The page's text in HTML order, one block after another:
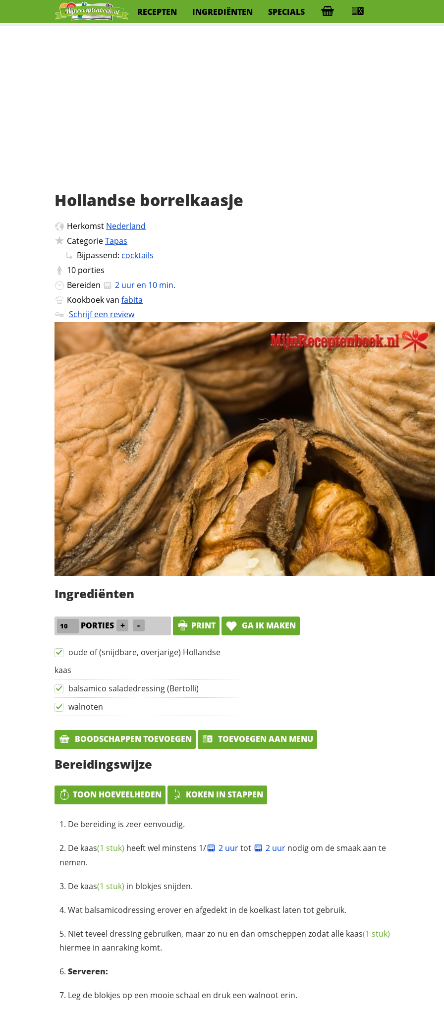
RECEPTEN INGREDIËNTEN SPECIALS
Hollandse borrelkaasje
Herkomst Nederland
CategorieTapas
Bijpassend: cocktails
10 porties
Bereiden
2 uur en 10 min.
Kookboek van fabita
Schrijf een review
Ingrediënten
PORTIES + - PRINT GA IK MAKEN
oude of (snijdbare, overjarige) Hollandse
kaas
balsamico saladedressing (Bertolli)
walnoten
BOODSCHAPPEN TOEVOEGEN TOEVOEGEN AAN MENU
Bereidingswijze
TOON HOEVEELHEDEN KOKEN IN STAPPEN
De bereiding is zeer eenvoudig.
De kaas(1 stuk) heeft wel minstens 1/ 2 uurtot 2 uur nodig om de smaak aan te
nemen.
De kaas(1 stuk) in blokjes snijden.
Wat balsamicodressing erover en afgedekt in de koelkast laten tot gebruik.
Niet teveel dressing gebruiken, maar zo nu en dan omscheppen zodat alle kaas(1 stuk)
hiermee in aanraking komt.
Serveren:
Leg de blokjes op een mooie schaal en druk een walnoot erin.